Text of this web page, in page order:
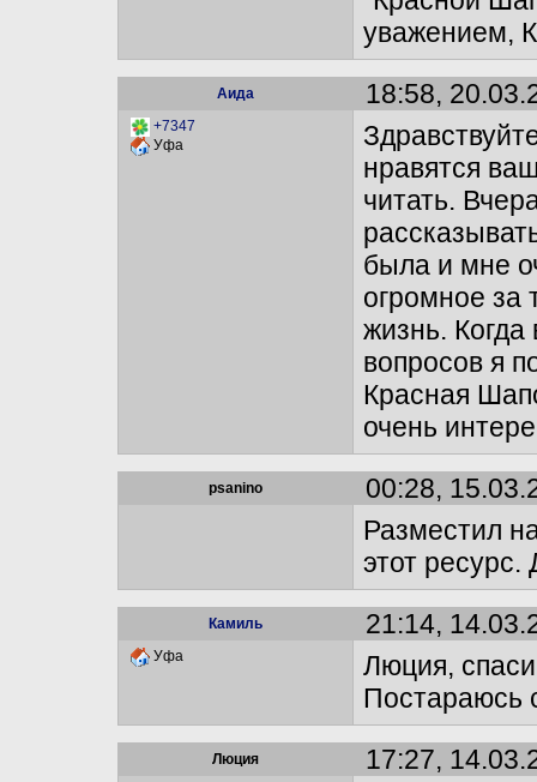
уважением,
Аида 18:58,
+7347
Уфа
нравятся
читать.
была и мне
огромное за
жизнь.
вопросов я
Красная
очень
psanino
00:28,
Разместил
этот
Камиль 21:14,
Уфа
Люция,
Постараюсь
Люция 17:27,